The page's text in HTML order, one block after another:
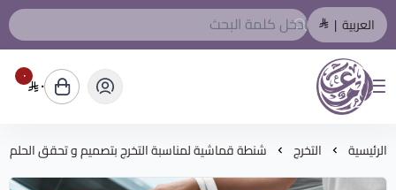
العربية |
المصمم العربي
٠ ٠
الرئيسية التخرج شنطة قماشية لمناسبة التخرج بتصميم و تحقق الحلم